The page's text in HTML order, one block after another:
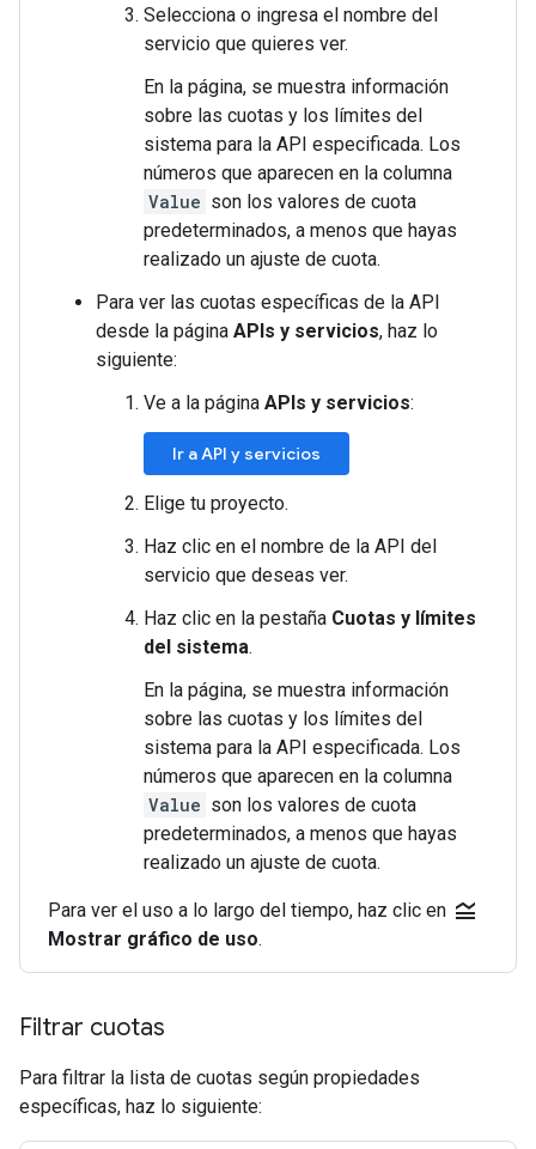
Selecciona o ingresa el nombre del
servicio que quieres ver.
En la página, se muestra información
sobre las cuotas y los límites del
sistema para la API especificada. Los
números que aparecen en la columna
Value son los valores de cuota
predeterminados, a menos que hayas
realizado un ajuste de cuota.
Para ver las cuotas específicas de la API
desde la página APIs y servicios, haz lo
siguiente:
Ve a la página APIs y servicios:
Ir a API y servicios
Elige tu proyecto.
Haz clic en el nombre de la API del
servicio que deseas ver.
Haz clic en la pestaña Cuotas y límites
del sistema.
En la página, se muestra información
sobre las cuotas y los límites del
sistema para la API especificada. Los
números que aparecen en la columna
Value son los valores de cuota
predeterminados, a menos que hayas
realizado un ajuste de cuota.
Para ver el uso a lo largo del tiempo, haz clic en legend_toggle
Mostrar gráfico de uso.
Filtrar cuotas
Para filtrar la lista de cuotas según propiedades
específicas, haz lo siguiente: